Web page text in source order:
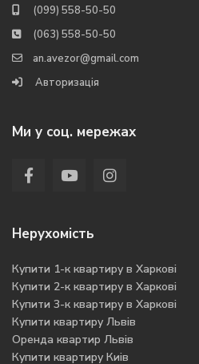
(099) 558-50-50
(063) 558-50-50
an.avezor@gmail.com
Авторизація
Ми у соц. мережах
Нерухомість
Купити 1-к квартиру в Харкові
Купити 2-к квартиру в Харкові
Купити 3-к квартиру в Харкові
Купити квартиру Львів
Оренда квартир Львів
Купити квартиру Киів